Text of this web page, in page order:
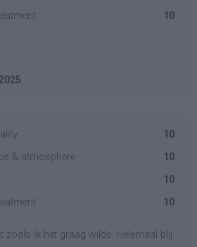
10
10
& atmosphere
10
10
10
zoals ik het graag wilde. Helemaal blij.